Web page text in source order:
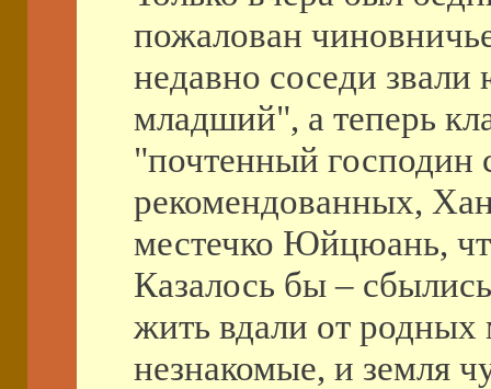
пожалован
недавно соседи
младший", а теперь
"почтенный
рекомендованных,
местечко Юйцюань,
Казалось бы –
жить вдали от родных
незнакомые, и земля